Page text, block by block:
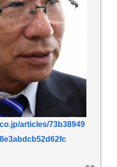
articles/73b38949